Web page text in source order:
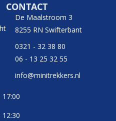
CONTACT
De Maalstroom 3
8255 RN Swifterbant
0321 - 32 38 80
06 - 13 25 32 55
info@minitrekkers.nl
17:00
12:30